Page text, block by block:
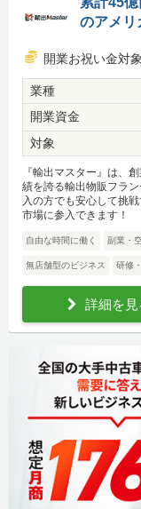
のアメリ
開業お祝い金対
業種
開業資金
対象
『輸出マスター』は、
績を誇る輸出物販フラ
入の方でも安心して挑
市場に参入できます！
自由な時間に働く 副業・
無店舗型のビジネス 研修
詳細を見